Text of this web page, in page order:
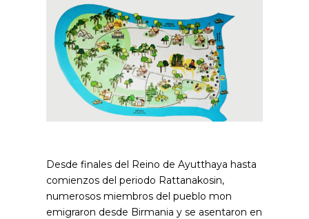
Desde finales del Reino de Ayutthaya hasta
comienzos del periodo Rattanakosin,
numerosos miembros del pueblo mon
emigraron desde Birmania y se asentaron en